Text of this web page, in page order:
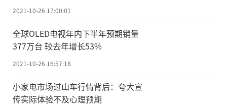
2021-10-26 17:00:01
全球OLED电视年内下半年预期销量
377万台 较去年增长53%
2021-10-26 16:57:18
小家电市场过山车行情背后：夸大宣
传实际体验不及心理预期